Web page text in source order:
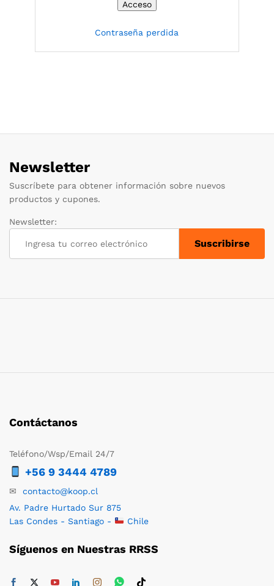
Contraseña perdida
Newsletter
Suscríbete para obtener información sobre nuevos
productos y cupones.
Newsletter:
Contáctanos
Teléfono/Wsp/Email 24/7
+56 9 3444 4789
✉ contacto@koop.cl
Av. Padre Hurtado Sur 875
Las Condes - Santiago -
Chile
Síguenos en Nuestras RRSS